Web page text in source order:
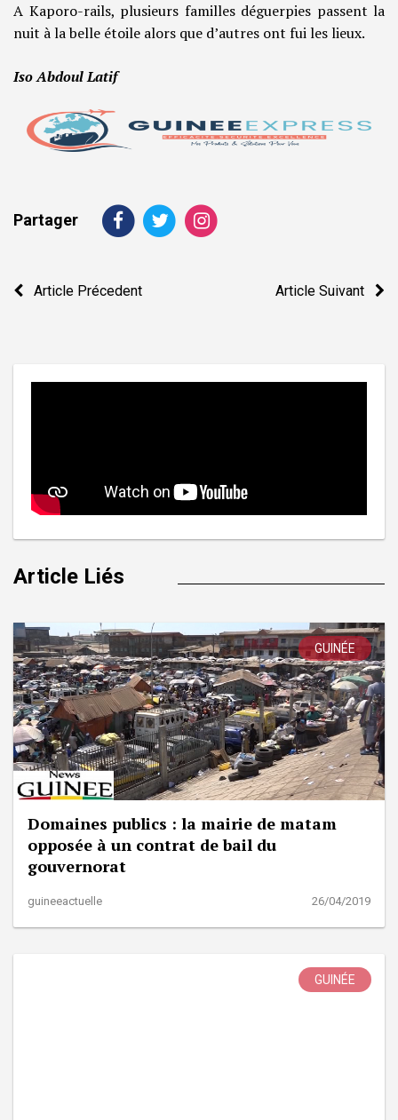
A Kaporo-rails, plusieurs familles déguerpies passent la
nuit à la belle étoile alors que d’autres ont fui les lieux.
Iso Abdoul Latif
Partager
Navigation
Article Précedent Article Suivant
Article Liés
GUINÉE
Domaines publics : la mairie de matam
opposée à un contrat de bail du
gouvernorat
guineeactuelle 26/04/2019
GUINÉE